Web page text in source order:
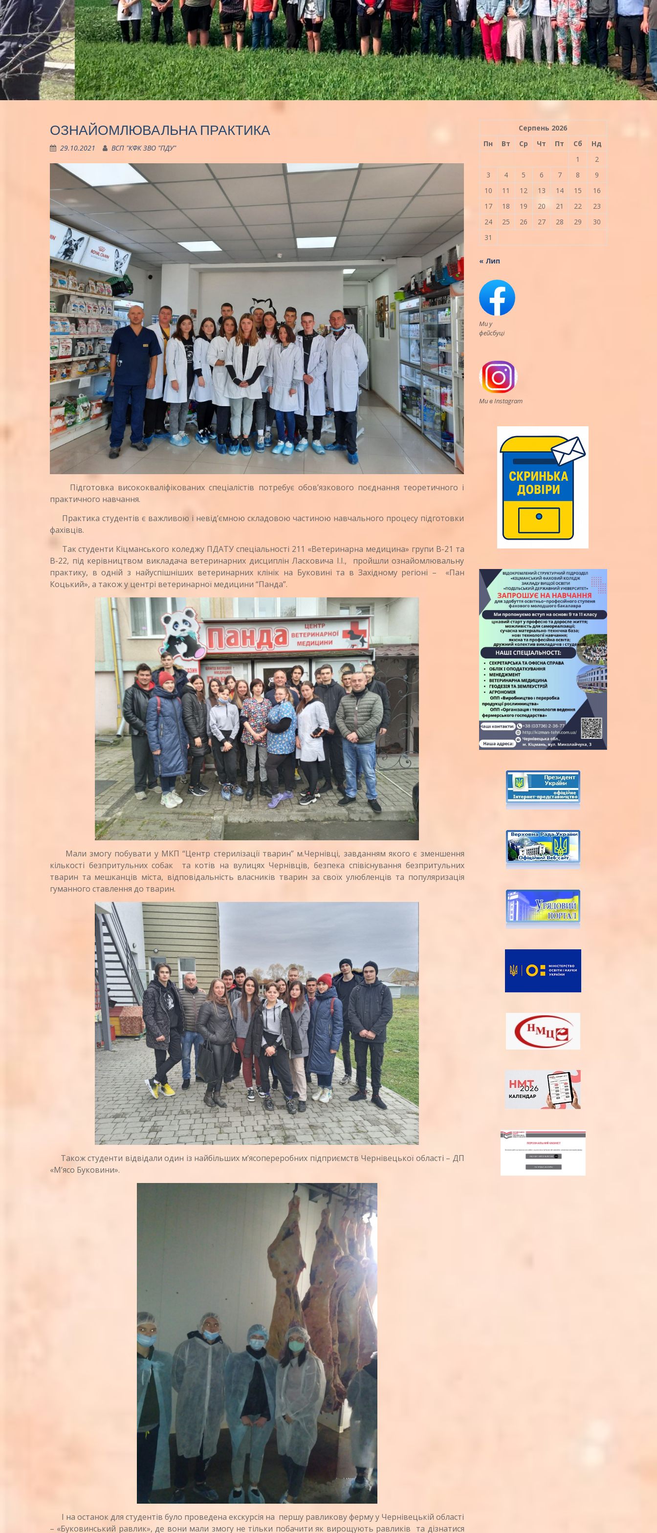
ОЗНАЙОМЛЮВАЛЬНА ПРАКТИКА
29.10.2021 ВСП "КФК ЗВО "ПДУ"
Підготовка висококваліфікованих спеціалістів потребує обов’язкового поєднання теоретичного і
практичного навчання.
Практика студентів є важливою і невід’ємною складовою частиною навчального процесу підготовки
фахівців.
Так студенти Кіцманського коледжу ПДАТУ спеціальності 211 «Ветеринарна медицина» групи В-21 та
В-22, під керівництвом викладача ветеринарних дисциплін Ласковича І.І., пройшли ознайомлювальну
практику, в одній з найуспішніших ветеринарних клінік на Буковині та в Західному регіоні – «Пан
Коцький», а також у центрі ветеринарної медицини “Панда”.
Мали змогу побувати у МКП “Центр стерилізації тварин” м.Чернівці, завданням якого є зменшення
кількості безпритульних собак та котів на вулицях Чернівців, безпека співіснування безпритульних
тварин та мешканців міста, відповідальність власників тварин за своїх улюбленців та популяризація
гуманного ставлення до тварин.
Також студенти відвідали один із найбільших м’ясопереробних підприємств Чернівецької області – ДП
«М’ясо Буковини».
І на останок для студентів було проведена екскурсія на першу равликову ферму у Чернівецькій області
– «Буковинський равлик», де вони мали змогу не тільки побачити як вирощують равликів та дізнатися
Серпень 2026
Пн
Вт Ср Чт Пт Сб
Нд
1
2
3
4 5 6 7 8
9
10
11 12 13 14 15
16
17
18 19 20 21 22
23
24
25 26 27 28 29
30
31
« Лип
Ми у
фейсбуці
Ми в Instagram